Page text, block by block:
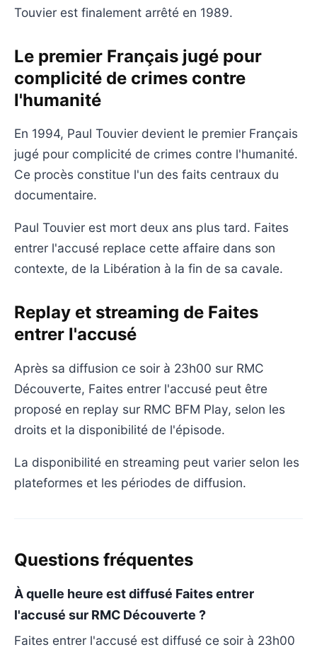
Touvier est finalement arrêté en 1989.
Le premier Français jugé pour
complicité de crimes contre
l'humanité
En 1994, Paul Touvier devient le premier Français
jugé pour complicité de crimes contre l'humanité.
Ce procès constitue l'un des faits centraux du
documentaire.
Paul Touvier est mort deux ans plus tard. Faites
entrer l'accusé replace cette affaire dans son
contexte, de la Libération à la fin de sa cavale.
Replay et streaming de Faites
entrer l'accusé
Après sa diffusion ce soir à 23h00 sur RMC
Découverte, Faites entrer l'accusé peut être
proposé en replay sur RMC BFM Play, selon les
droits et la disponibilité de l'épisode.
La disponibilité en streaming peut varier selon les
plateformes et les périodes de diffusion.
Questions fréquentes
À quelle heure est diffusé Faites entrer
l'accusé sur RMC Découverte ?
Faites entrer l'accusé est diffusé ce soir à 23h00